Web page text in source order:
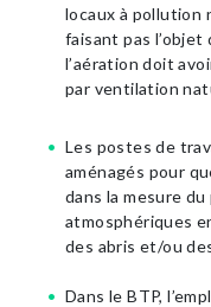
locaux à pollution
faisant pas
l’aération doit
par ventilation
Les postes de
aménagés pour
dans la mesure
atmosphériques
des abris et/ou
Dans le BTP,